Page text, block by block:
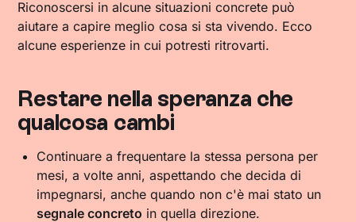
Riconoscersi in alcune situazioni concrete può
aiutare a capire meglio cosa si sta vivendo. Ecco
alcune esperienze in cui potresti ritrovarti.
Restare nella speranza che
qualcosa cambi
Continuare a frequentare la stessa persona per
mesi, a volte anni, aspettando che decida di
impegnarsi, anche quando non c'è mai stato un
segnale concreto in quella direzione.